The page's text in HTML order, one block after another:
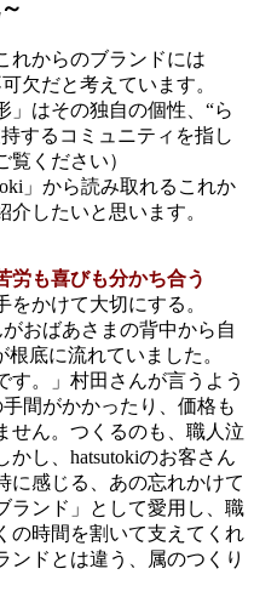
れからのブランドには
欠だと考えています。
」はその独自の個性、“ら
するコミュニティを指し
覧ください）
」から読み取れるこれか
したいと思います。
労も喜びも分かち合う
かけて大切にする。
おばあさまの背中から自
底に流れていました。
す。」村田さんが言うよう
間がかかったり、価格も
せん。つくるのも、職人泣
し、hatsutokiのお客さん
に感じる、あの忘れかけて
ランド」として愛用し、職
の時間を割いて支えてくれ
ンドとは違う、属のつくり